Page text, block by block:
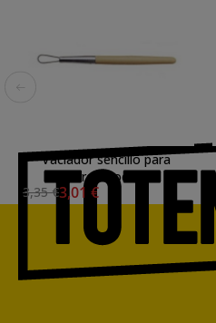
Vaciador sencillo para
barro, mod. 06
3,35 €3,01 €